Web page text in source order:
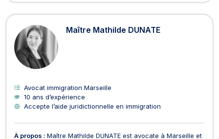
Maître Mathilde DUNATE
Avocat immigration Marseille
10 ans d’expérience
Accepte l’aide juridictionnelle en immigration
À propos : Maître Mathilde DUNATE est avocate à Marseille et